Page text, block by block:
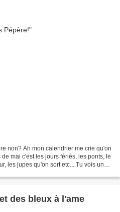
non? Ah mon calendrier me crie qu'on
mai c'est les jours fériés, les ponts, le
les jupes qu'on sort etc... Tu vois un
des bleux à l'ame